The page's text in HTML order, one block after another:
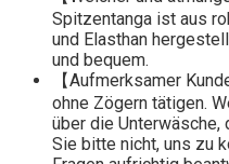
Spitzentanga ist aus
und Elasthan
und bequem.
【Aufmerksamer
ohne Zögern tätigen.
über die Unterwäsche,
Sie bitte nicht, uns zu